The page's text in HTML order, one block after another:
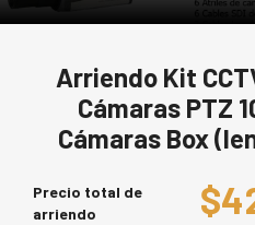
Arriendo Kit
Cámaras PTZ
Cámaras Box
Precio total de
arriendo
$